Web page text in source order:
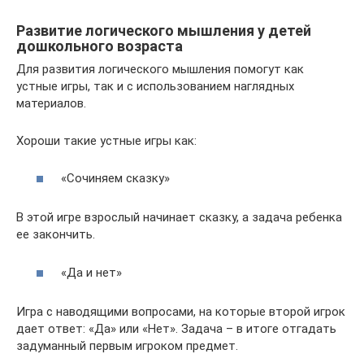
Развитие логического мышления у детей
дошкольного возраста
Для развития логического мышления помогут как
устные игры, так и с использованием наглядных
материалов.
Хороши такие устные игры как:
«Сочиняем сказку»
В этой игре взрослый начинает сказку, а задача ребенка
ее закончить.
«Да и нет»
Игра с наводящими вопросами, на которые второй игрок
дает ответ: «Да» или «Нет». Задача – в итоге отгадать
задуманный первым игроком предмет.